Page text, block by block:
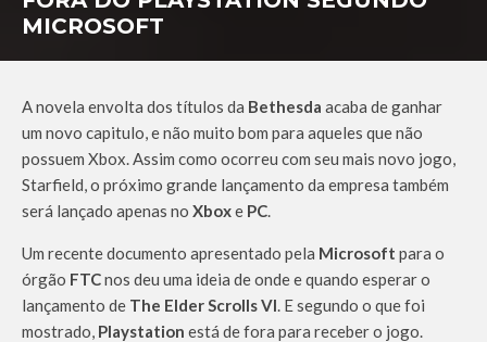
MICROSOFT
A novela envolta dos títulos da Bethesda acaba de ganhar
um novo capitulo, e não muito bom para aqueles que não
possuem Xbox. Assim como ocorreu com seu mais novo jogo,
Starfield, o próximo grande lançamento da empresa também
será lançado apenas no Xboxe PC.
Um recente documento apresentado pela Microsoft para o
órgão FTCnos deu uma ideia de onde e quando esperar o
lançamento de The Elder Scrolls VI. E segundo o que foi
mostrado, Playstation está de fora para receber o jogo.